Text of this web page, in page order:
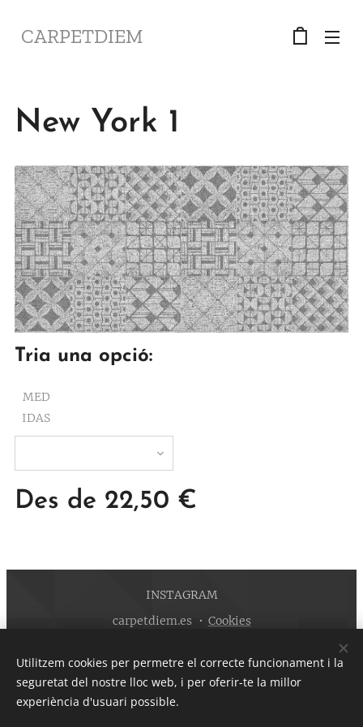
CARPETDIEM
New York 1
Tria una opció:
MED
IDAS
Des de 22,50 €
INSTAGRAM
carpetdiem.es
Cookies
Llengües
Español
Català
Utilitzem cookies per permetre el correcte funcionament i la
seguretat del nostre lloc web, i per oferir-te la millor
experiència d'usuari possible.